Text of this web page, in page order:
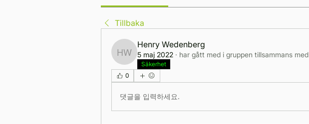
Tillbaka
Henry Wedenberg
Henry Wedenberg
5 maj 2022 · har gått med i gruppen tillsammans med
Säkerhet
0
댓글을 입력하세요.